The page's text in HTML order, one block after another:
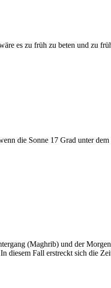
es zu früh zu beten und zu
die Sonne 17 Grad unter
(Maghrib) und der
diesem Fall erstreckt sich die